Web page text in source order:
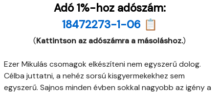
Adó 1%-hoz adószám:
18472273-1-06 📋
(Kattintson az adószámra a másoláshoz.)
Ezer Mikulás csomagok elkészíteni nem egyszerű dolog.
Célba juttatni, a nehéz sorsú kisgyermekekhez sem
egyszerű. Sajnos minden évben sokkal nagyobb az igény a